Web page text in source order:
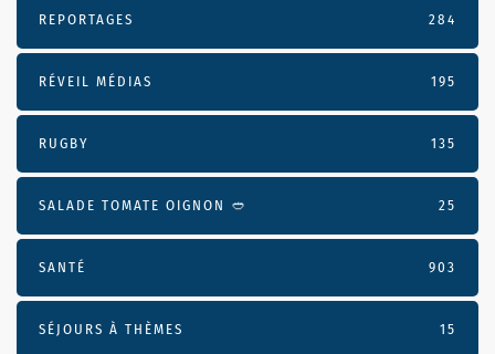
REPORTAGES 284
RÉVEIL MÉDIAS 195
RUGBY 135
SALADE TOMATE OIGNON 🥙 25
SANTÉ 903
SÉJOURS À THÈMES 15